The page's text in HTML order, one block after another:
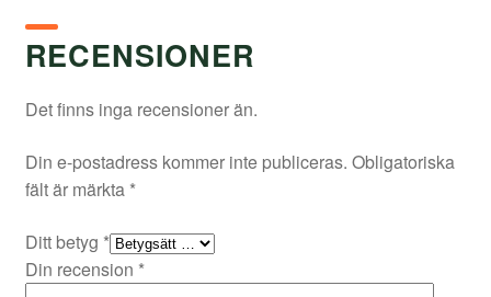
RECENSIONER
Det finns inga recensioner än.
Din e-postadress kommer inte publiceras. Obligatoriska
fält är märkta *
Ditt betyg *
Din recension *